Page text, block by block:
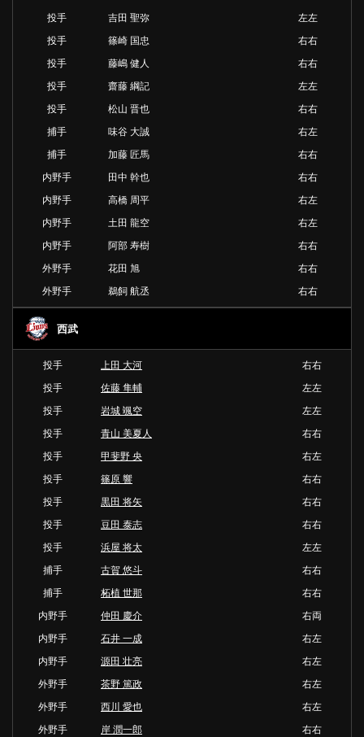
投手
吉田 聖弥
左左
投手
篠崎 国忠
右右
投手
藤嶋 健人
右右
投手
齋藤 綱記
左左
投手
松山 晋也
右右
捕手
味谷 大誠
右左
捕手
加藤 匠馬
右右
内野手
田中 幹也
右右
内野手
高橋 周平
右左
内野手
土田 龍空
右左
内野手
阿部 寿樹
右右
外野手
花田 旭
右右
外野手
鵜飼 航丞 右右
西武
投手 上田 大河
右右
投手
佐藤 隼輔
左左
投手
岩城 颯空
左左
投手
青山 美夏人
右右
投手
甲斐野 央
右左
投手
篠原 響
右右
投手
黒田 将矢
右右
投手
豆田 泰志
右右
投手
浜屋 将太
左左
捕手
古賀 悠斗
右右
捕手
柘植 世那
右右
内野手
仲田 慶介
右両
内野手
石井 一成
右左
内野手
源田 壮亮
右左
外野手
茶野 篤政
右左
外野手
西川 愛也
右左
外野手
岸 潤一郎 右右